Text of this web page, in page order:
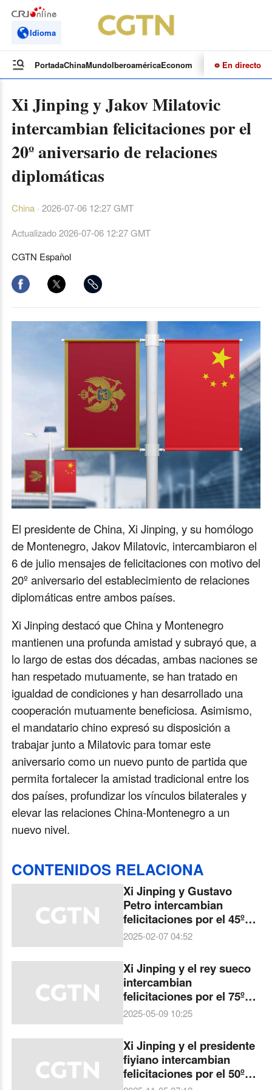
Idioma
PortadaChinaMundoIberoaméricaEconomía CulturaDeportes
En directo
Xi Jinping y Jakov Milatovic
intercambian felicitaciones por el
20º aniversario de relaciones
diplomáticas
China· 2026-07-06 12:27 GMT
Actualizado2026-07-06 12:27 GMT
CGTN Español
El presidente de China, Xi Jinping, y su homólogo
de Montenegro, Jakov Milatovic, intercambiaron el
6 de julio mensajes de felicitaciones con motivo del
20º aniversario del establecimiento de relaciones
diplomáticas entre ambos países.
Xi Jinping destacó que China y Montenegro
mantienen una profunda amistad y subrayó que, a
lo largo de estas dos décadas, ambas naciones se
han respetado mutuamente, se han tratado en
igualdad de condiciones y han desarrollado una
cooperación mutuamente beneficiosa. Asimismo,
el mandatario chino expresó su disposición a
trabajar junto a Milatovic para tomar este
aniversario como un nuevo punto de partida que
permita fortalecer la amistad tradicional entre los
dos países, profundizar los vínculos bilaterales y
elevar las relaciones China-Montenegro a un
nuevo nivel.
CONTENIDOS RELACIONA
Xi Jinping y Gustavo
Petro intercambian
felicitaciones por el 45º
aniversario de relaciones
2025-02-07 04:52
Xi Jinping y el rey sueco
intercambian
felicitaciones por el 75º
aniversario de las
2025-05-09 10:25
Xi Jinping y el presidente
fiyiano intercambian
felicitaciones por el 50º